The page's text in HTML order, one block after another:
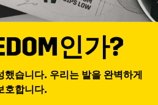
인가?
했습니다. 우리는 발을 완벽하게
호합니다.